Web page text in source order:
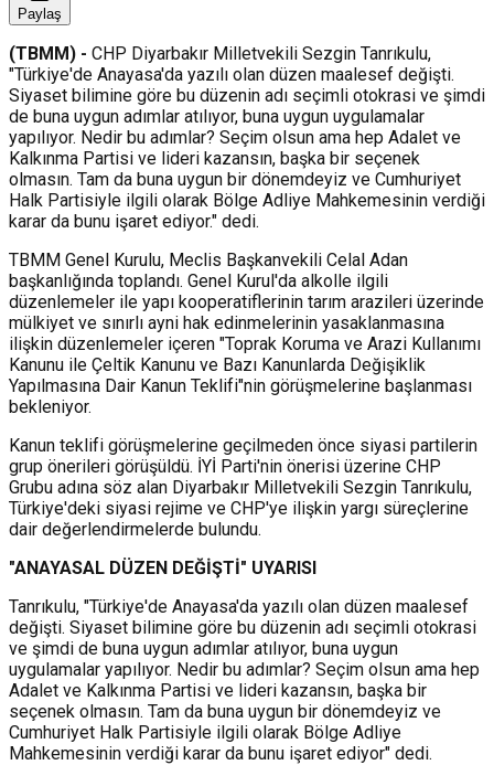
Paylaş
(TBMM) - CHP Diyarbakır Milletvekili Sezgin Tanrıkulu,
"Türkiye'de Anayasa'da yazılı olan düzen maalesef değişti.
Siyaset bilimine göre bu düzenin adı seçimli otokrasi ve şimdi
de buna uygun adımlar atılıyor, buna uygun uygulamalar
yapılıyor. Nedir bu adımlar? Seçim olsun ama hep Adalet ve
Kalkınma Partisi ve lideri kazansın, başka bir seçenek
olmasın. Tam da buna uygun bir dönemdeyiz ve Cumhuriyet
Halk Partisiyle ilgili olarak Bölge Adliye Mahkemesinin verdiği
karar da bunu işaret ediyor." dedi.
TBMM Genel Kurulu, Meclis Başkanvekili Celal Adan
başkanlığında toplandı. Genel Kurul'da alkolle ilgili
düzenlemeler ile yapı kooperatiflerinin tarım arazileri üzerinde
mülkiyet ve sınırlı ayni hak edinmelerinin yasaklanmasına
ilişkin düzenlemeler içeren "Toprak Koruma ve Arazi Kullanımı
Kanunu ile Çeltik Kanunu ve Bazı Kanunlarda Değişiklik
Yapılmasına Dair Kanun Teklifi"nin görüşmelerine başlanması
bekleniyor.
Kanun teklifi görüşmelerine geçilmeden önce siyasi partilerin
grup önerileri görüşüldü. İYİ Parti'nin önerisi üzerine CHP
Grubu adına söz alan Diyarbakır Milletvekili Sezgin Tanrıkulu,
Türkiye'deki siyasi rejime ve CHP'ye ilişkin yargı süreçlerine
dair değerlendirmelerde bulundu.
"ANAYASAL DÜZEN DEĞİŞTİ" UYARISI
Tanrıkulu, "Türkiye'de Anayasa'da yazılı olan düzen maalesef
değişti. Siyaset bilimine göre bu düzenin adı seçimli otokrasi
ve şimdi de buna uygun adımlar atılıyor, buna uygun
uygulamalar yapılıyor. Nedir bu adımlar? Seçim olsun ama hep
Adalet ve Kalkınma Partisi ve lideri kazansın, başka bir
seçenek olmasın. Tam da buna uygun bir dönemdeyiz ve
Cumhuriyet Halk Partisiyle ilgili olarak Bölge Adliye
Mahkemesinin verdiği karar da bunu işaret ediyor" dedi.